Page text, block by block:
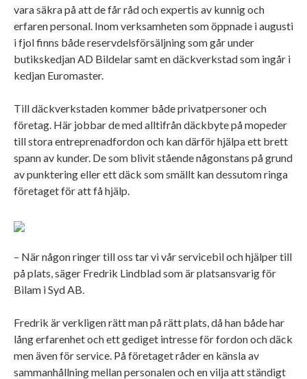
vara säkra på att de får råd och expertis av kunnig och
erfaren personal. Inom verksamheten som öppnade i augusti
i fjol finns både reservdelsförsäljning som går under
butikskedjan AD Bildelar samt en däckverkstad som ingår i
kedjan Euromaster.
Till däckverkstaden kommer både privatpersoner och
företag. Här jobbar de med alltifrån däckbyte på mopeder
till stora entreprenadfordon och kan därför hjälpa ett brett
spann av kunder. De som blivit stående någonstans på grund
av punktering eller ett däck som smällt kan dessutom ringa
företaget för att få hjälp.
– När någon ringer till oss tar vi vår servicebil och hjälper till
på plats, säger Fredrik Lindblad som är platsansvarig för
Bilam i Syd AB.
Fredrik är verkligen rätt man på rätt plats, då han både har
lång erfarenhet och ett gediget intresse för fordon och däck
men även för service. På företaget råder en känsla av
sammanhållning mellan personalen och en vilja att ständigt